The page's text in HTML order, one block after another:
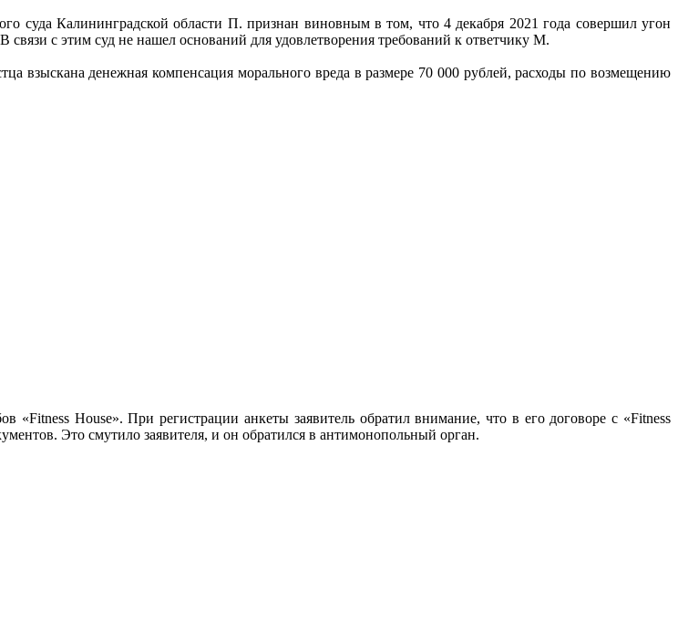
суда Калининградской области П. признан виновным в том, что 4 декабря 2021 года совершил угон
с этим суд не нашел оснований для удовлетворения требований к ответчику М.
взыскана денежная компенсация морального вреда в размере 70 000 рублей, расходы по возмещению
House». При регистрации анкеты заявитель обратил внимание, что в его договоре с «Fitness
Это смутило заявителя, и он обратился в антимонопольный орган.